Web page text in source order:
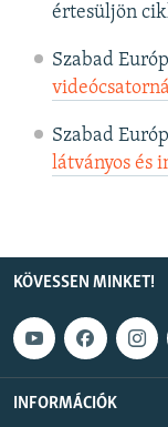
értesüljön
Szabad
Szabad
látványos és
KÖVESSEN MINKET!
INFORMÁCIÓK